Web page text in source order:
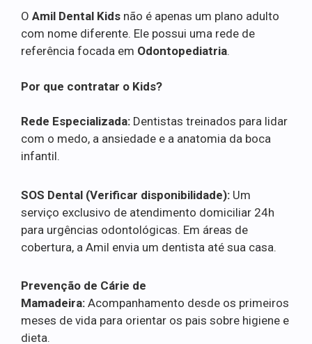
O Amil Dental Kids não é apenas um plano adulto
com nome diferente. Ele possui uma rede de
referência focada em Odontopediatria.
Por que contratar o Kids?
Rede Especializada: Dentistas treinados para lidar
com o medo, a ansiedade e a anatomia da boca
infantil.
SOS Dental (Verificar disponibilidade): Um
serviço exclusivo de atendimento domiciliar 24h
para urgências odontológicas. Em áreas de
cobertura, a Amil envia um dentista até sua casa.
Prevenção de Cárie de
Mamadeira: Acompanhamento desde os primeiros
meses de vida para orientar os pais sobre higiene e
dieta.